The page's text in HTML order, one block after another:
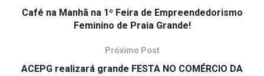
Café na Manhã na 1º Feira de Empreendedorismo
Feminino de Praia Grande!
Próximo Post
ACEPG realizará grande FESTA NO COMÉRCIO DA